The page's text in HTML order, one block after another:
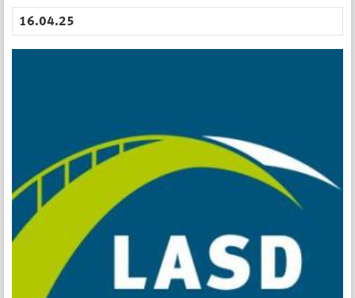
16.04.25